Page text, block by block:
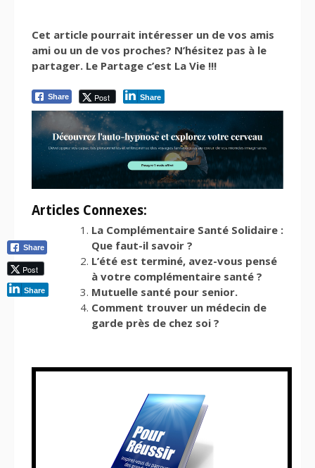
Cet article pourrait intéresser un de vos amis
ami ou un de vos proches? N’hésitez pas à le
partager. Le Partage c’est La Vie !!!
Share Post Share
Articles Connexes:
La Complémentaire Santé Solidaire :
Que faut-il savoir ?
L’été est terminé, avez-vous pensé
à votre complémentaire santé ?
Mutuelle santé pour senior.
Comment trouver un médecin de
garde près de chez soi ?
Share
Post
Share